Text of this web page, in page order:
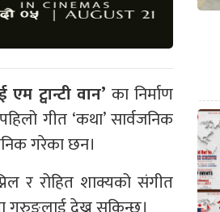
ट्वान्टी वान’ का निर्माण
गीत ‘कथा’ सार्वजनिक
गरेका छन।
र रोहित शाक्यको संगीत